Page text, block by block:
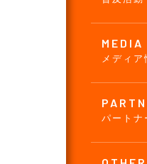
MEDIA
メディア
パートナ